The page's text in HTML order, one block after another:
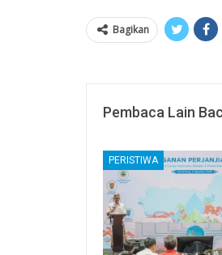
Bagikan
Pembaca Lain
PERISTIWA